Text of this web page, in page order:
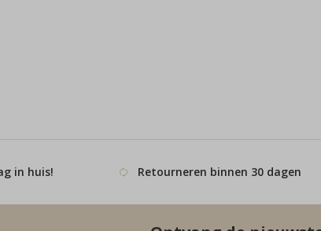
in huis! Retourneren binnen 30 dagen